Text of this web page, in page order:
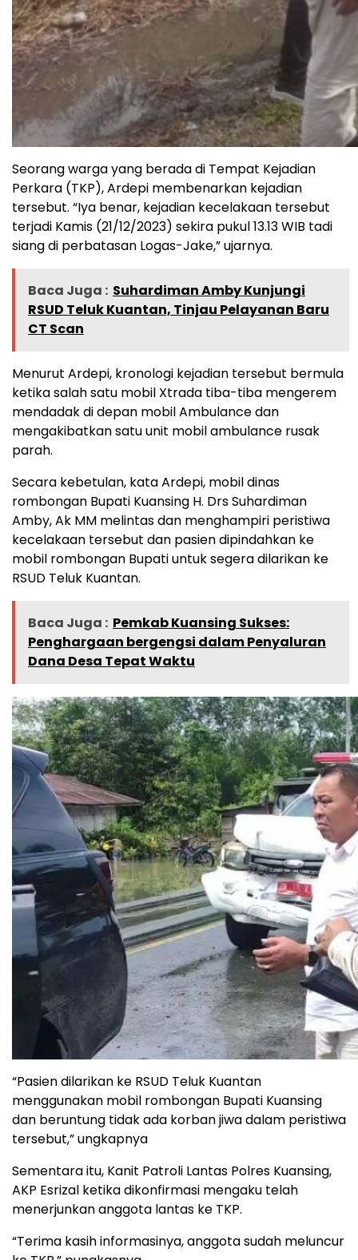
Seorang warga yang berada di Tempat Kejadian
Perkara (TKP), Ardepi membenarkan kejadian
tersebut. “Iya benar, kejadian kecelakaan tersebut
terjadi Kamis (21/12/2023) sekira pukul 13.13 WIB tadi
siang di perbatasan Logas-Jake,” ujarnya.
Baca Juga : Suhardiman Amby Kunjungi
RSUD Teluk Kuantan, Tinjau Pelayanan Baru
CT Scan
Menurut Ardepi, kronologi kejadian tersebut bermula
ketika salah satu mobil Xtrada tiba-tiba mengerem
mendadak di depan mobil Ambulance dan
mengakibatkan satu unit mobil ambulance rusak
parah.
Secara kebetulan, kata Ardepi, mobil dinas
rombongan Bupati Kuansing H. Drs Suhardiman
Amby, Ak MM melintas dan menghampiri peristiwa
kecelakaan tersebut dan pasien dipindahkan ke
mobil rombongan Bupati untuk segera dilarikan ke
RSUD Teluk Kuantan.
Baca Juga : Pemkab Kuansing Sukses:
Penghargaan bergengsi dalam Penyaluran
Dana Desa Tepat Waktu
“Pasien dilarikan ke RSUD Teluk Kuantan
menggunakan mobil rombongan Bupati Kuansing
dan beruntung tidak ada korban jiwa dalam peristiwa
tersebut,” ungkapnya
Sementara itu, Kanit Patroli Lantas Polres Kuansing,
AKP Esrizal ketika dikonfirmasi mengaku telah
menerjunkan anggota lantas ke TKP.
“Terima kasih informasinya, anggota sudah meluncur